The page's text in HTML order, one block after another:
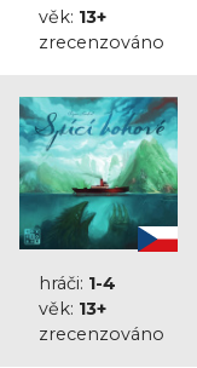
věk: 13+
zrecenzováno
hráči: 1-4
věk: 13+
zrecenzováno